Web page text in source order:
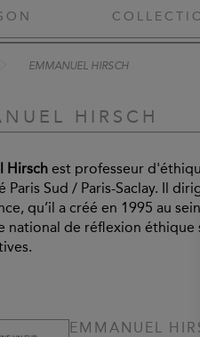
EMMANUEL HIRSCH
HIRSCH
Hirsch est professeur
Paris Sud / Paris-Saclay. Il
qu’il a créé en 1995 au
national de réflexion éthique
EMMANUEL